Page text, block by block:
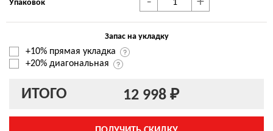
Упаковок
Запас на укладку
+10% прямая укладка
+20% диагональная
ИТОГО 12 998 ₽